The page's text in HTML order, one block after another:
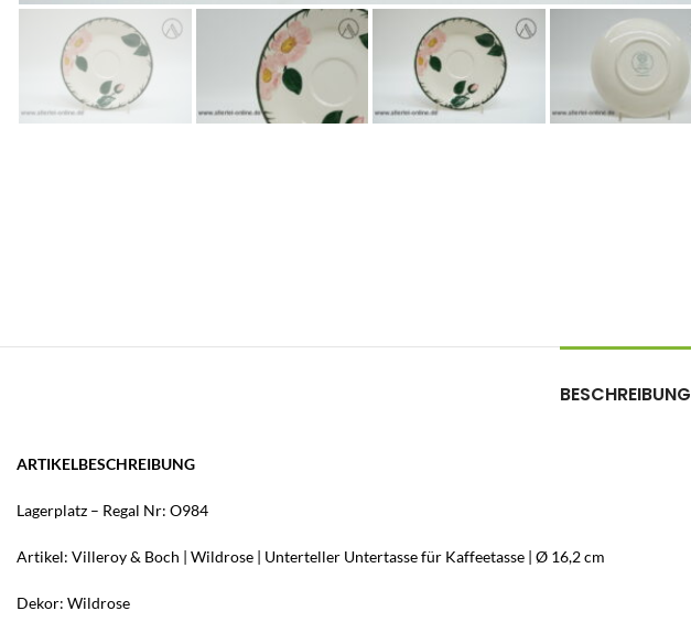
BESCHREIBUNG
ARTIKELBESCHREIBUNG
Lagerplatz – Regal Nr: O984
Artikel: Villeroy & Boch | Wildrose | Unterteller Untertasse für Kaffeetasse | Ø 16,2 cm
Dekor: Wildrose